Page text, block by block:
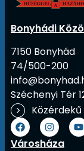
Bonyhádi
7150 Bonyhád
74/500-200
Széchenyi Tér
Városháza